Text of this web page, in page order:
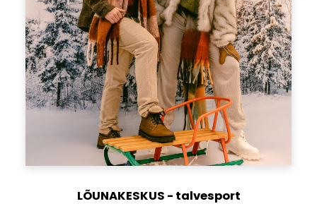
LÕUNAKESKUS - talvesport